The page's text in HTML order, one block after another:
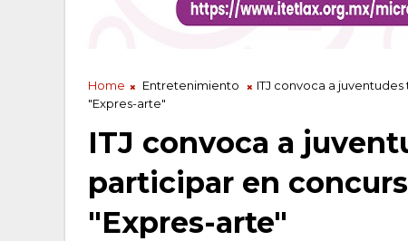
Home Entretenimiento
ITJ convoca a
"Expres-arte"
ITJ convoca a
participar en
"Expres-arte"